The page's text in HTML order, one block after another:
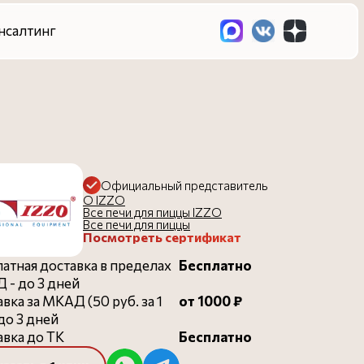
Официальный представитель
О IZZO
Все печи для пиццы IZZO
Все печи для пиццы
Посмотреть сертификат
доставка в пределах
до 3 дней
Бесплатно
за МКАД (50 руб. за 1
3 дней
от 1000 ₽
до ТК Бесплатно